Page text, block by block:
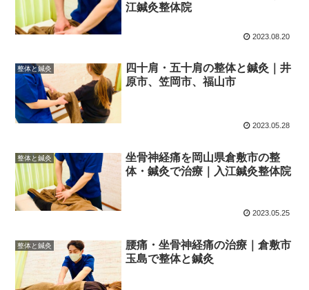
江鍼灸整体院
2023.08.20
整体と鍼灸
四十肩・五十肩の整体と鍼灸｜井
原市、笠岡市、福山市
2023.05.28
整体と鍼灸
坐骨神経痛を岡山県倉敷市の整
体・鍼灸で治療｜入江鍼灸整体院
2023.05.25
整体と鍼灸
腰痛・坐骨神経痛の治療｜倉敷市
玉島で整体と鍼灸